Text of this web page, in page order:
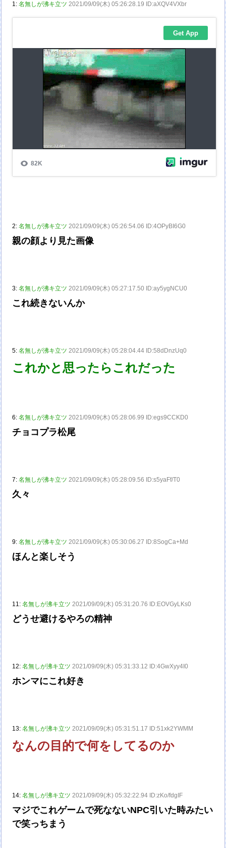
1:名無しが沸キ立ツ 2021/09/09(木) 05:26:28.19 ID:aXQV4VXbr
2:名無しが沸キ立ツ 2021/09/09(木) 05:26:54.06 ID:4OPyBI6G0
親の顔より見た画像
3:名無しが沸キ立ツ 2021/09/09(木) 05:27:17.50 ID:ay5ygNCU0
これ続きないんか
5:名無しが沸キ立ツ 2021/09/09(木) 05:28:04.44 ID:58dDnzUq0
これかと思ったらこれだった
6:名無しが沸キ立ツ 2021/09/09(木) 05:28:06.99 ID:egs9CCKD0
チョコプラ松尾
7:名無しが沸キ立ツ 2021/09/09(木) 05:28:09.56 ID:s5yaFf/T0
久々
9:名無しが沸キ立ツ 2021/09/09(木) 05:30:06.27 ID:8SogCa+Md
ほんと楽しそう
11:名無しが沸キ立ツ 2021/09/09(木) 05:31:20.76 ID:EOVGyLKs0
どうせ避けるやろの精神
12:名無しが沸キ立ツ 2021/09/09(木) 05:31:33.12 ID:4GwXyy4I0
ホンマにこれ好き
13:名無しが沸キ立ツ 2021/09/09(木) 05:31:51.17 ID:51xk2YWMM
なんの目的で何をしてるのか
14:名無しが沸キ立ツ 2021/09/09(木) 05:32:22.94 ID:zKo/fdgIF
マジでこれゲームで死なないNPC引いた時みたい
で笑っちまう